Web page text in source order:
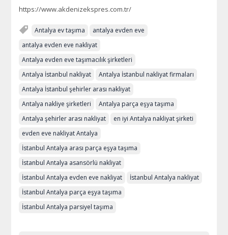
https://www.akdenizekspres.com.tr/
Antalya ev taşıma
antalya evden eve
antalya evden eve nakliyat
Antalya evden eve taşımacılık şirketleri
Antalya İstanbul nakliyat
Antalya İstanbul nakliyat firmaları
Antalya İstanbul şehirler arası nakliyat
Antalya nakliye şirketleri
Antalya parça eşya taşıma
Antalya şehirler arası nakliyat
en iyi Antalya nakliyat şirketi
evden eve nakliyat Antalya
İstanbul Antalya arası parça eşya taşıma
İstanbul Antalya asansörlü nakliyat
İstanbul Antalya evden eve nakliyat
İstanbul Antalya nakliyat
İstanbul Antalya parça eşya taşıma
İstanbul Antalya parsiyel taşıma